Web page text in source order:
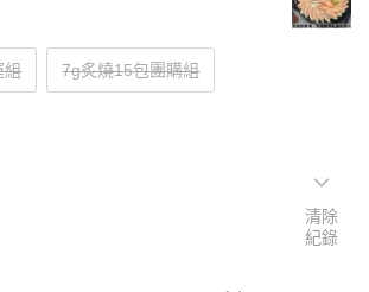
組 7g炙燒15包團購組
清除
紀錄